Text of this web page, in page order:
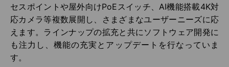
セスポイントや屋外向けPoEスイッチ、AI機能搭載4K対
応カメラ等複数展開し、さまざまなユーザーニーズに応
えます。ラインナップの拡充と共にソフトウェア開発に
も注力し、機能の充実とアップデートを行なっていま
す。